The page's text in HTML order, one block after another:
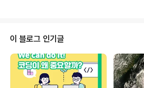
차근 올라올 예정이니 관심의 끈을 놓지 않아주세요! 제발
~ #교육부 #국민서포터즈 #마무리 #안녕 #소감영상 #
외활동
이 블로그 인기글